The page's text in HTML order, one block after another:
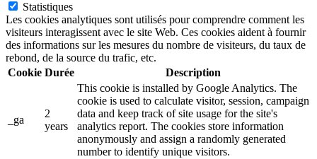
Statistiques
Les cookies analytiques sont utilisés pour comprendre comment les
visiteurs interagissent avec le site Web. Ces cookies aident à fournir
des informations sur les mesures du nombre de visiteurs, du taux de
rebond, de la source du trafic, etc.
Cookie Durée Description
_ga
2
years
This cookie is installed by Google Analytics. The
cookie is used to calculate visitor, session, campaign
data and keep track of site usage for the site's
analytics report. The cookies store information
anonymously and assign a randomly generated
number to identify unique visitors.